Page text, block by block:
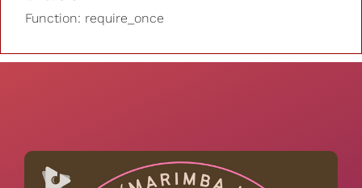
Function: require_once